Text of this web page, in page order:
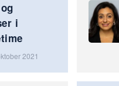
i
2021